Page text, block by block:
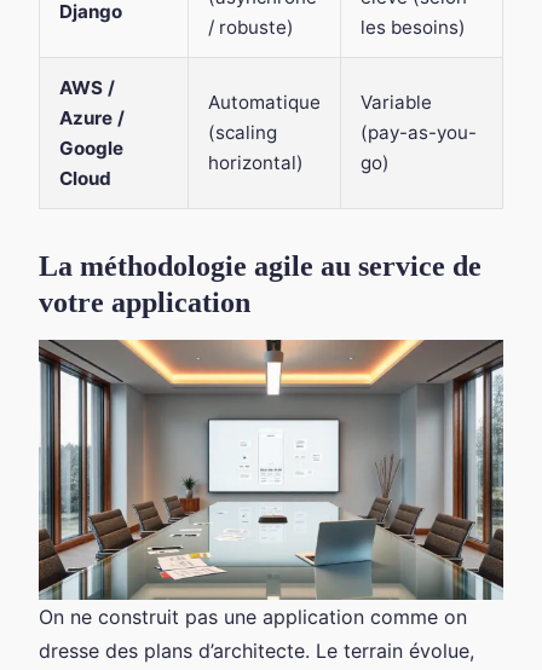
Django
/ robuste)
les besoins)
AWS /
Azure /
Google
Cloud
Automatique
(scaling
horizontal)
Variable
(pay-as-you-
go)
La méthodologie agile au service de
votre application
On ne construit pas une application comme on
dresse des plans d’architecte. Le terrain évolue,